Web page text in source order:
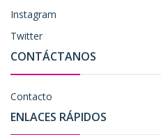
Instagram
Twitter
CONTÁCTANOS
Contacto
ENLACES RÁPIDOS